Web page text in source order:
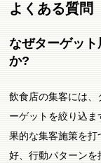
よくある質問
なぜターゲッ
か?
飲食店の集客には
ーゲットを絞り込
果的な集客施策を
好、行動パターン